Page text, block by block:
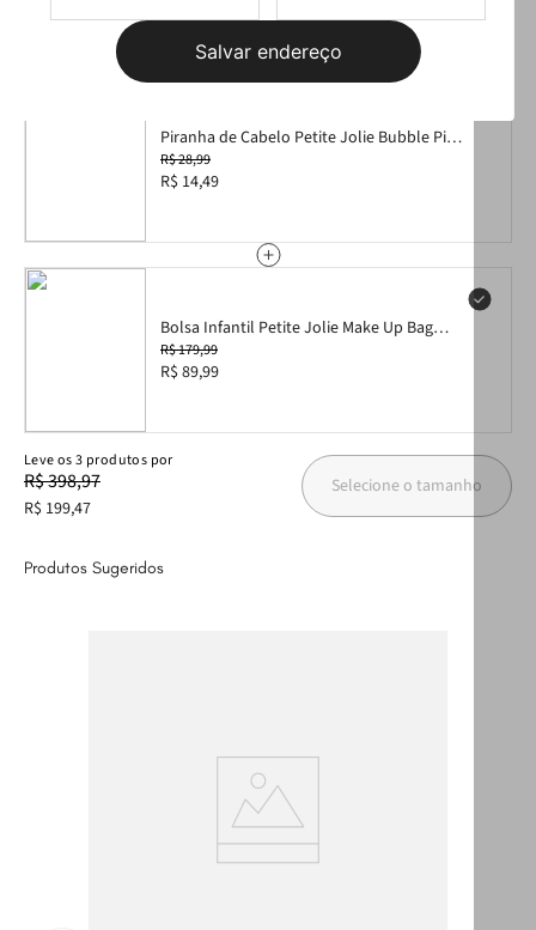
Salvar endereço
Piranha de Cabelo Petite Jolie Bubble Pink
PJ20267
R$ 28,99
R$ 14,49
Bolsa Infantil Petite Jolie Make Up Bag
Rosa PJ11193IN
R$ 179,99
R$ 89,99
Leveos3 produtos por
R$ 398,97
R$ 199,47
Selecione o tamanho
Produtos Sugeridos